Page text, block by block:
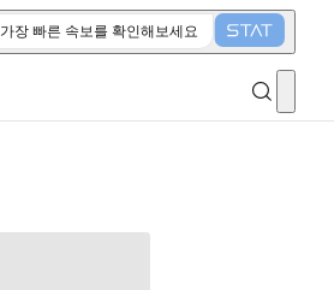
가장 빠른 속보를 확인해보세요